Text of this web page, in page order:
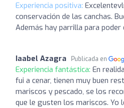
Experiencia positiva:
conservación de las canchas.
Además hay parrilla para poder
Iaabel Azagra Publicada en
Experiencia fantástica: En
fui a cenar, tienen muy buen
mariscos y pescado, se los
que le gusten los mariscos. Yo